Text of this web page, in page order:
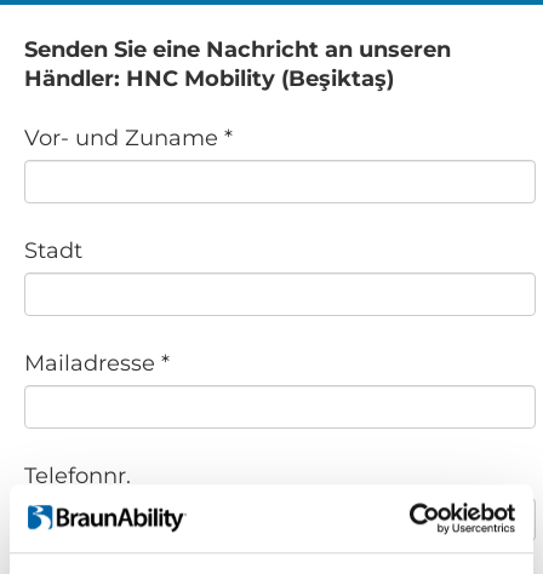
Senden Sie eine Nachricht an unseren
Händler: HNC Mobility (Beşiktaş)
Vor- und Zuname *
Stadt
Mailadresse *
Telefonnr.